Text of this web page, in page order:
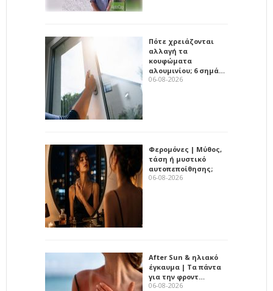
Πότε χρειάζονται
αλλαγή τα
κουφώματα
αλουμινίου; 6 σημά…
06-08-2026
Φερομόνες | Μύθος,
τάση ή μυστικό
αυτοπεποίθησης;
06-08-2026
After Sun & ηλιακό
έγκαυμα | Τα πάντα
για την φροντ…
06-08-2026